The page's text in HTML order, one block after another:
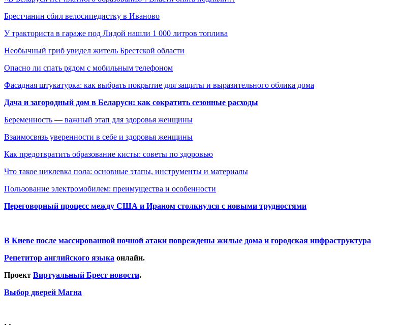
Брестчанин сбил велосипедистку в Иваново
У тракториста в гараже под Лидой нашли 1 000 литров топлива
Необычный гриб увидел житель Брестской области
Опасно ли спать рядом с мобильным телефоном
Фасадная штукатурка: как выбрать покрытие для защиты и выразительного облика дома
Дача и загородный дом в Беларуси: как сократить сезонные расходы
Беременность — важный этап для здоровья женщины
Взаимосвязь уверенности в себе и здоровья женщины
Как предотвратить образование кисты: советы по здоровью
Что такое циклевка пола: основные этапы, инструменты и материалы
Пользование электромобилем: преимущества и особенности
Переговорный процесс между США и Ираном столкнулся с новыми трудностями
В Киеве после массированной ночной атаки повреждены жилые дома и городская инфраструктура
Репетитор английского языка онлайн.
Проект Виртуальный Брест новости.
Выбор дверей Магна